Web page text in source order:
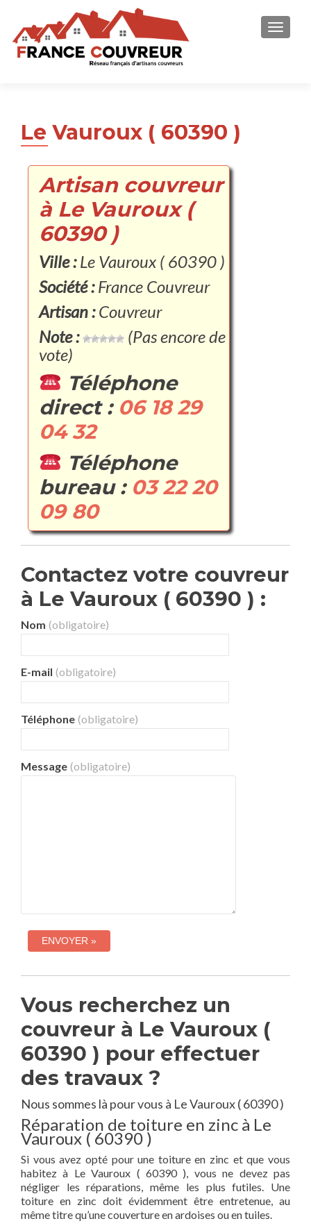
Le Vauroux ( 60390 )
Artisan couvreur
à Le Vauroux (
60390 )
Ville :Le Vauroux ( 60390 )
Société :France Couvreur
Artisan :Couvreur
Note :
(Pas encore de
vote)
Téléphone
direct : 06 18 29
04 32
Téléphone
bureau : 03 22 20
09 80
Contactez votre couvreur
à Le Vauroux ( 60390 ) :
Nom (obligatoire)
E-mail (obligatoire)
Téléphone (obligatoire)
Message (obligatoire)
Vous recherchez un
couvreur à Le Vauroux (
60390 ) pour effectuer
des travaux ?
Nous sommes là pour vous à Le Vauroux ( 60390 )
Réparation de toiture en zinc à Le
Vauroux ( 60390 )
Si vous avez opté pour une toiture en zinc et que vous
habitez à Le Vauroux ( 60390 ), vous ne devez pas
négliger les réparations, même les plus futiles. Une
toiture en zinc doit évidemment être entretenue, au
même titre qu’une couverture en ardoises ou en tuiles.